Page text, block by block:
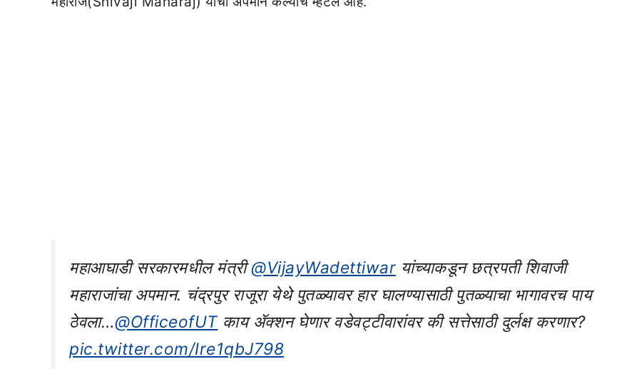
महाआघाडी सरकारमधील मंत्री@VijayWadettiwar यांच्याकडून छत्रपती शिवाजी
महाराजांचा अपमान. चंद्रपुर राजूरा येथे पुतळ्यावर हार घालण्यासाठी पुतळ्याचा भागावरच पाय
ठेवला…@OfficeofUTकाय ॲक्शन घेणार वडेवट्टीवारांवर की सत्तेसाठी दुर्लक्ष करणार?
pic.twitter.com/Ire1qbJ798